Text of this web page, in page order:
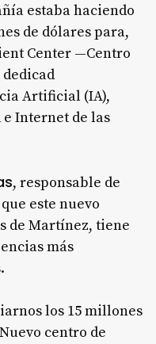
estaba haciendo
de dólares para,
Center —Centro
Artificial (IA),
Internet de las
, responsable de
este nuevo
de Martínez, tiene
más
los 15 millones
centro de